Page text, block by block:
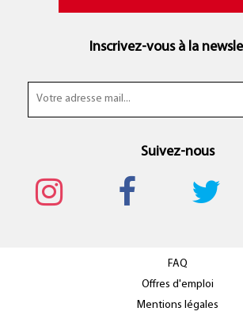
Inscrivez-vous à la
Suivez-nous
FAQ
Offres d'emploi
Mentions légales